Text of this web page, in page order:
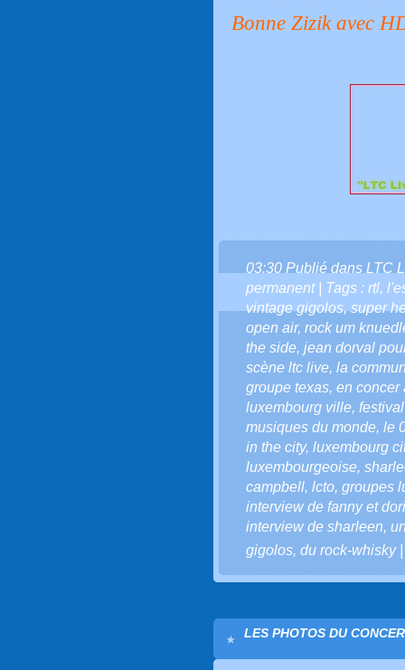
Bonne Zizik avec
03:30 Publié dans LTC
permanent| Tags : rtl,
vintage gigolos,super
open air, rock um
the side, jean dorval
scène ltc live, la
groupe texas, en concer
luxembourg ville,
musiques du monde, le
in the city, luxembourg
luxembourgeoise,
campbell, lcto, groupes
interview de fanny et
interview de sharleen,
gigolos, du rock-whisky
LES PHOTOS DU